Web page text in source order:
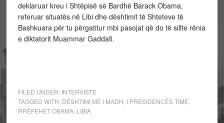
deklaruar kreu i Shtëpisë së Bardhë Barack Obama,
referuar situatës në Libi dhe dështimit të Shteteve të
Bashkuara për tu përgatitur mbi pasojat që do të sillte rënia
e diktatorit Muammar Gaddafi.
FILED UNDER: INTERVISTE
TAGGED WITH: DËSHTIMI MË I MADH I PRESIDENCËS TIME
RRËFEHET OBAMA: LIBIA